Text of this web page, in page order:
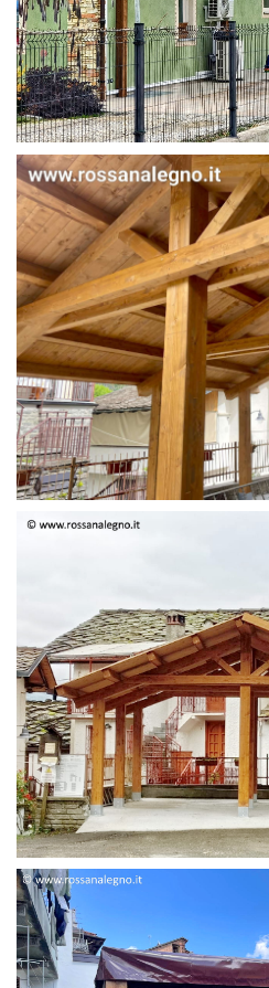
STRUTTURA IN ABETE
STRUTTURA DUE FALDE